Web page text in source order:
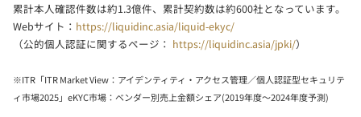
累計本人確認件数は約1.3億件、累計契約数は約600社となっています。
Webサイト： https://liquidinc.asia/liquid-ekyc/
（公的個人認証に関するページ： https://liquidinc.asia/jpki/）
※ITR「ITR Market View：アイデンティティ・アクセス管理／個人認証型セキュリテ
ィ市場2025」eKYC市場：ベンダー別売上金額シェア(2019年度～2024年度予測)